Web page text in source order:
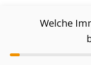
Welche